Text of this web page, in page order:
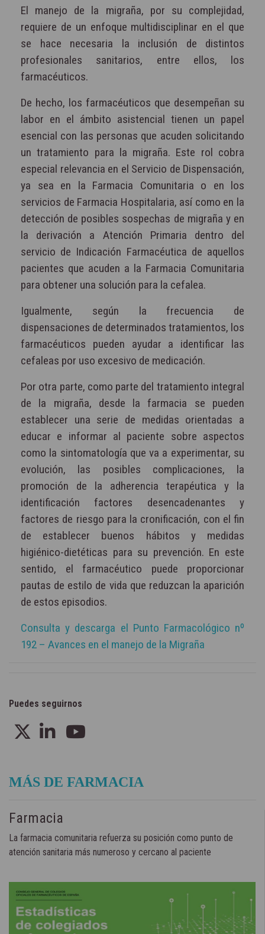
El manejo de la migraña, por su complejidad,
requiere de un enfoque multidisciplinar en el que
se hace necesaria la inclusión de distintos
profesionales sanitarios, entre ellos, los
farmacéuticos.
De hecho, los farmacéuticos que desempeñan su
labor en el ámbito asistencial tienen un papel
esencial con las personas que acuden solicitando
un tratamiento para la migraña. Este rol cobra
especial relevancia en el Servicio de Dispensación,
ya sea en la Farmacia Comunitaria o en los
servicios de Farmacia Hospitalaria, así como en la
detección de posibles sospechas de migraña y en
la derivación a Atención Primaria dentro del
servicio de Indicación Farmacéutica de aquellos
pacientes que acuden a la Farmacia Comunitaria
para obtener una solución para la cefalea.
Igualmente, según la frecuencia de
dispensaciones de determinados tratamientos, los
farmacéuticos pueden ayudar a identificar las
cefaleas por uso excesivo de medicación.
Por otra parte, como parte del tratamiento integral
de la migraña, desde la farmacia se pueden
establecer una serie de medidas orientadas a
educar e informar al paciente sobre aspectos
como la sintomatología que va a experimentar, su
evolución, las posibles complicaciones, la
promoción de la adherencia terapéutica y la
identificación factores desencadenantes y
factores de riesgo para la cronificación, con el fin
de establecer buenos hábitos y medidas
higiénico-dietéticas para su prevención. En este
sentido, el farmacéutico puede proporcionar
pautas de estilo de vida que reduzcan la aparición
de estos episodios.
Consulta y descarga el Punto Farmacológico nº
192 – Avances en el manejo de la Migraña
Puedes seguirnos
MÁS DE FARMACIA
Farmacia
La farmacia comunitaria refuerza su posición como punto de
atención sanitaria más numeroso y cercano al paciente